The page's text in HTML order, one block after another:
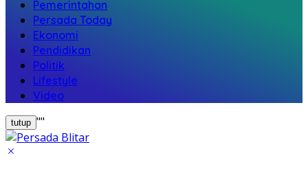
Pemerintahan
Persada Today
Ekonomi
Pendidikan
Politik
Lifestyle
Video
tutup ""